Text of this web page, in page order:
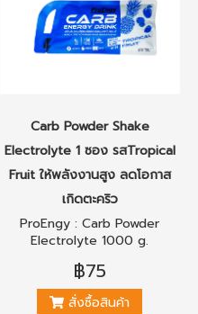
Carb Powder Shake
Electrolyte 1 ซอง รสTropical
Fruit ให้พลังงานสูง ลดโอกาส
เกิดตะคริว
ProEngy : Carb Powder
Electrolyte 1000 g.
฿75
สั่งซื้อสินค้า